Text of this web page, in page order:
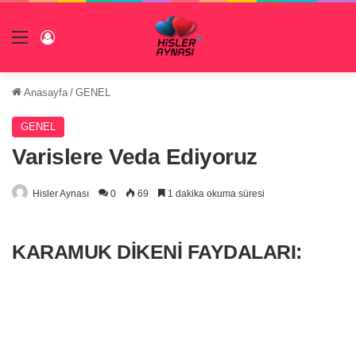
Menü
Anasayfa / GENEL
GENEL
Varislere Veda Ediyoruz
Hisler Aynası 0 69 1 dakika okuma süresi
KARAMUK DIKENI FAYDALARI: